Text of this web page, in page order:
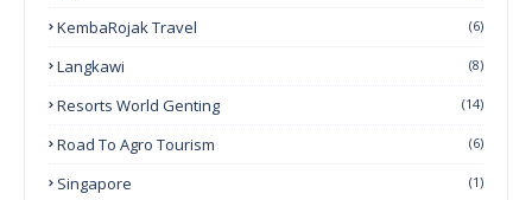
KembaRojak Travel (6)
Langkawi (8)
Resorts World Genting (14)
Road To Agro Tourism (6)
Singapore (1)